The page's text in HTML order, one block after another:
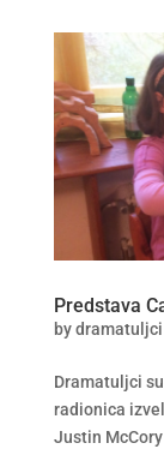
Predstava
bydramatuljci
Dramatuljci
radionica
Justin